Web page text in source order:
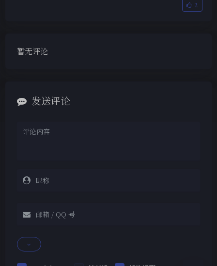
夜间模式
2
暂无评论
发送评论